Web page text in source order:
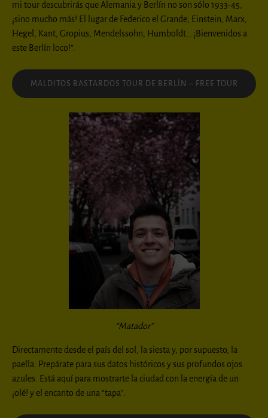
mi tour descubrirás que Alemania y Berlín no son sólo 1933-45,
¡sino mucho más! El lugar de Federico el Grande, Einstein, Marx,
Hegel, Kant, Gropius, Mendelssohn, Humboldt… ¡Bienvenidos a
este Berlín loco!”.
MALDITOS BASTARDOS TOUR DE BERLÍN – FREE TOUR
“Matador”
Directamente desde el país del sol, la siesta y, por supuesto, la
paella. Prepárate para sus datos históricos y sus profundos ojos
azules. Está aquí para mostrarte la ciudad con la energía de un
¡olé! y el encanto de una “tapa”.